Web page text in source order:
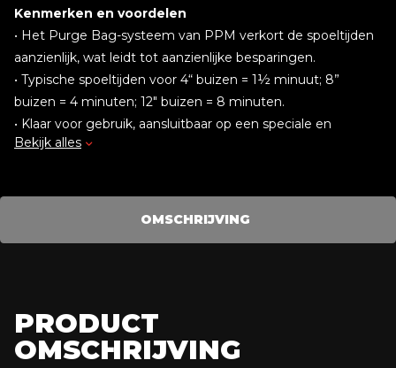
Kenmerken en voordelen
• Het Purge Bag-systeem van PPM verkort de spoeltijden
aanzienlijk, wat leidt tot aanzienlijke besparingen.
• Typische spoeltijden voor 4“ buizen = 1½ minuut; 8”
buizen = 4 minuten; 12" buizen = 8 minuten.
• Klaar voor gebruik, aansluitbaar op een speciale en
gereguleerde gasvoorziening. Kies een debiet tot 20 l per
wortelnaad zonder inkepingen.
spoelgas is minder dan 2% van een conventionele spoeling.
Bekijk alles
OMSCHRIJVING
PRODUCT
OMSCHRIJVING